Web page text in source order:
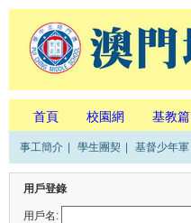
首頁 校園網 基教篇
事工簡介 學生團契 基督少年軍
用戶登錄
用戶名: